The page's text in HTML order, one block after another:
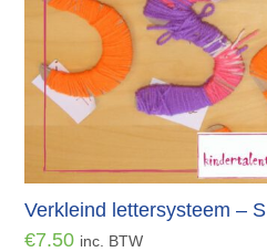
Verkleind lettersysteem – S
€7.50 inc. BTW